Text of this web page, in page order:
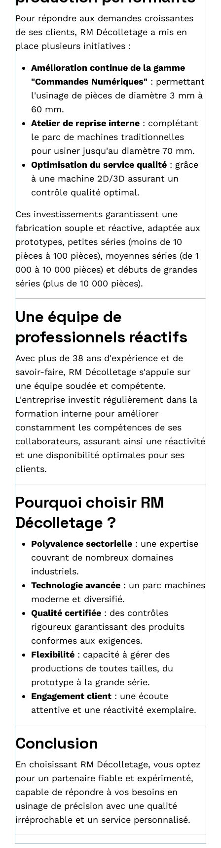
Pour répondre aux demandes croissantes
de ses clients, RM Décolletage a mis en
place plusieurs initiatives :
Amélioration continue de la gamme
"Commandes Numériques" : permettant
l'usinage de pièces de diamètre 3 mm à
60 mm.
Atelier de reprise interne : complétant
le parc de machines traditionnelles
pour usiner jusqu'au diamètre 70 mm.
Optimisation du service qualité : grâce
à une machine 2D/3D assurant un
contrôle qualité optimal.
Ces investissements garantissent une
fabrication souple et réactive, adaptée aux
prototypes, petites séries (moins de 10
pièces à 100 pièces), moyennes séries (de 1
000 à 10 000 pièces) et débuts de grandes
séries (plus de 10 000 pièces).
Une équipe de
professionnels réactifs
Avec plus de 38 ans d'expérience et de
savoir-faire, RM Décolletage s'appuie sur
une équipe soudée et compétente.
L'entreprise investit régulièrement dans la
formation interne pour améliorer
constamment les compétences de ses
collaborateurs, assurant ainsi une réactivité
et une disponibilité optimales pour ses
clients.
Pourquoi choisir RM
Décolletage ?
Polyvalence sectorielle : une expertise
couvrant de nombreux domaines
industriels.
Technologie avancée : un parc machines
moderne et diversifié.
Qualité certifiée : des contrôles
rigoureux garantissant des produits
conformes aux exigences.
Flexibilité : capacité à gérer des
productions de toutes tailles, du
prototype à la grande série.
Engagement client : une écoute
attentive et une réactivité exemplaire.
Conclusion
En choisissant RM Décolletage, vous optez
pour un partenaire fiable et expérimenté,
capable de répondre à vos besoins en
usinage de précision avec une qualité
irréprochable et un service personnalisé.